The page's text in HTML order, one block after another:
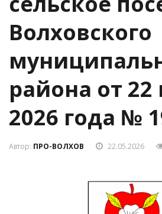
Волховского
района от 22
2026 года №
Автор: ПРО-ВОЛХОВ 22.05.2026